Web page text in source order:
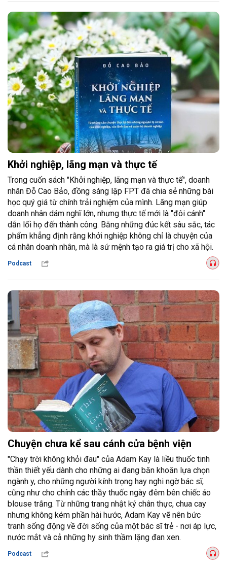
Khởi nghiệp, lãng mạn và thực tế
Trong cuốn sách "Khởi nghiệp, lãng mạn và thực tế", doanh
nhân Đỗ Cao Bảo, đồng sáng lập FPT đã chia sẻ những bài
học quý giá từ chính trải nghiệm của mình. Lãng mạn giúp
doanh nhân dám nghĩ lớn, nhưng thực tế mới là "đôi cánh"
dẫn lối họ đến thành công. Bằng những đúc kết sâu sắc, tác
phẩm khẳng định rằng khởi nghiệp không chỉ là chuyện của
cá nhân doanh nhân, mà là sứ mệnh tạo ra giá trị cho xã hội.
Podcast
Chuyện chưa kể sau cánh cửa bệnh viện
"Chạy trời không khỏi đau" của Adam Kay là liều thuốc tinh
thần thiết yếu dành cho những ai đang băn khoăn lựa chọn
ngành y, cho những người kính trọng hay nghi ngờ bác sĩ,
cũng như cho chính các thầy thuốc ngày đêm bên chiếc áo
blouse trắng. Từ những trang nhật ký chân thực, chua cay
nhưng không kém phần hài hước, Adam Kay vẽ nên bức
tranh sống động về đời sống của một bác sĩ trẻ - nơi áp lực,
nước mắt và cả những hy sinh thầm lặng đan xen.
Podcast